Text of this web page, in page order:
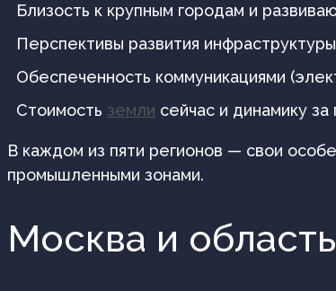
Близость к крупным городам и
Перспективы развития
Обеспеченность коммуникациями
Стоимость земли сейчас и динамику
В каждом из пяти регионов — свои
промышленными зонами.
Москва и